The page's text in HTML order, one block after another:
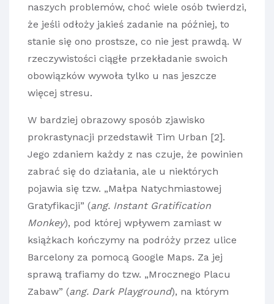
naszych problemów, choć wiele osób twierdzi,
że jeśli odłoży jakieś zadanie na później, to
stanie się ono prostsze, co nie jest prawdą. W
rzeczywistości ciągłe przekładanie swoich
obowiązków wywoła tylko u nas jeszcze
więcej stresu.
W bardziej obrazowy sposób zjawisko
prokrastynacji przedstawił Tim Urban [2].
Jego zdaniem każdy z nas czuje, że powinien
zabrać się do działania, ale u niektórych
pojawia się tzw. „Małpa Natychmiastowej
Gratyfikacji” (ang. Instant Gratification
Monkey), pod której wpływem zamiast w
książkach kończymy na podróży przez ulice
Barcelony za pomocą Google Maps. Za jej
sprawą trafiamy do tzw. „Mrocznego Placu
Zabaw” (ang. Dark Playground), na którym